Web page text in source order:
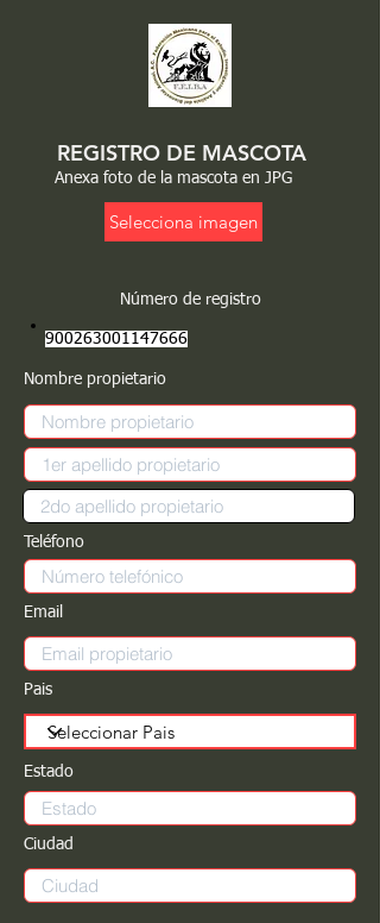
REGISTRO DE MASCOTA
Anexa foto de la mascota en JPG
Selecciona imagen
Número de registro
900263001147666
Nombre propietario
Teléfono
Email
Pais
Estado
Ciudad